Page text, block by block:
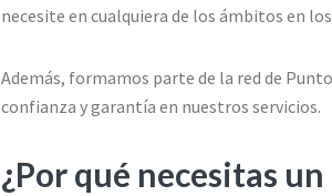
necesite en cualquiera de los ámbitos en
Además, formamos parte de la red de
confianza y garantía en nuestros servicios.
¿Por qué necesitas